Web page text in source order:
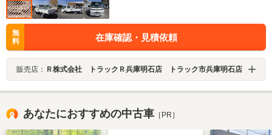
無
料
在庫確認・見積依頼
販売店： Ｒ株式会社 トラックＲ兵庫明石店 トラック市兵庫明石店
あなたにおすすめの中古車 ［PR］